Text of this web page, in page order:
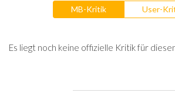
MB-Kritik User-
Es liegt noch keine offizielle Kritik für